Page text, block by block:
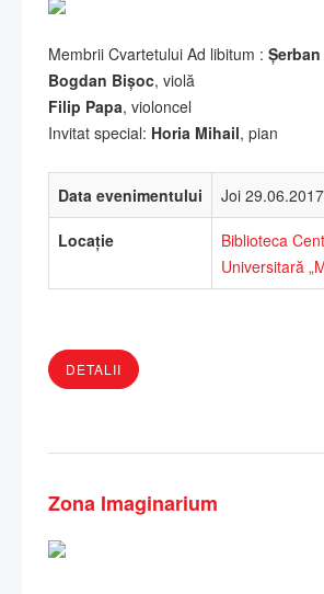
Membrii Cvartetului Ad libitum :
Bogdan Bișoc, violă
Filip Papa, violoncel
Invitat special: Horia Mihail, pian
Data evenimentului Joi
Locație
Biblioteca
Universitară
DETALII
Zona Imaginarium